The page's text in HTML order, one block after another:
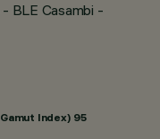
BLE Casambi -
Index) 95